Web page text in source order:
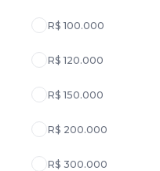
R$ 100.000
R$ 120.000
R$ 150.000
R$ 200.000
R$ 300.000